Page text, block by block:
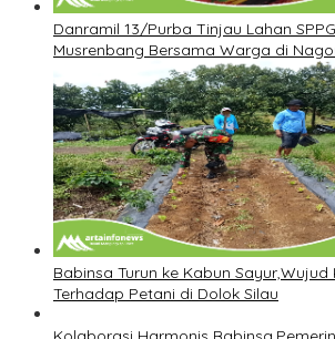
Danramil 13/Purba Tinjau Lahan
Musrenbang Bersama Warga di
Babinsa Turun ke Kabun Sayur,Wujud
Terhadap Petani di Dolok Silau